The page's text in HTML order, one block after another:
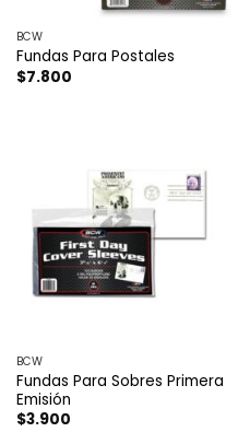
BCW
Fundas Para Postales
$7.800
BCW
Fundas Para Sobres Primera
Emisión
$3.900